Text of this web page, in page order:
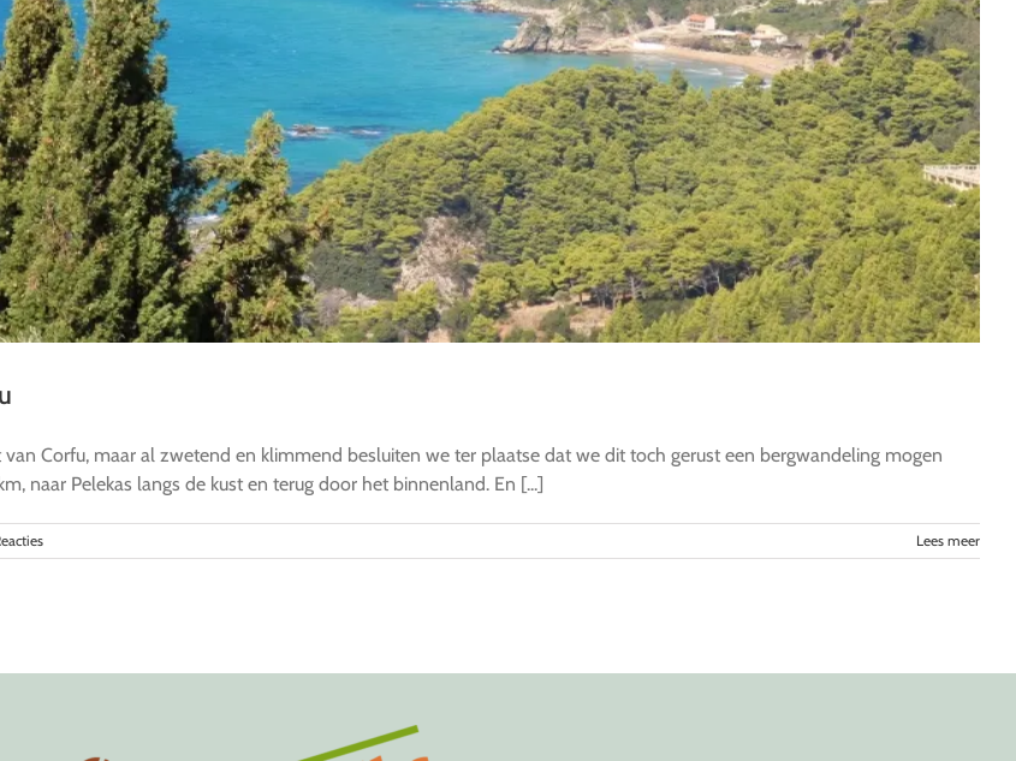
Corfu, maar al zwetend en klimmend besluiten we ter plaatse dat we dit toch gerust een bergwandeling mogen
naar Pelekas langs de kust en terug door het binnenland. En [...]
Lees meer